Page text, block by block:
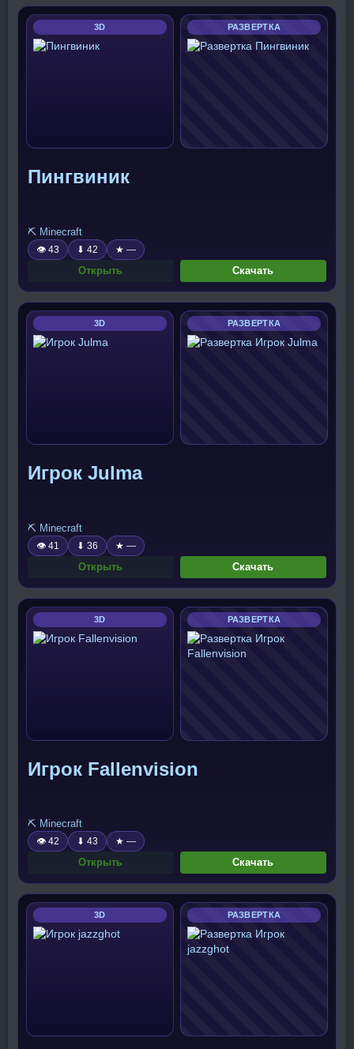
3D РАЗВЕРТКА
Пингвиник
⛏️ Minecraft
👁 43 ⬇ 42 ★ —
Открыть Скачать
3D РАЗВЕРТКА
Игрок Julma
⛏️ Minecraft
👁 41 ⬇ 36 ★ —
Открыть Скачать
3D РАЗВЕРТКА
Игрок Fallenvision
⛏️ Minecraft
👁 42 ⬇ 43 ★ —
Открыть Скачать
3D РАЗВЕРТКА